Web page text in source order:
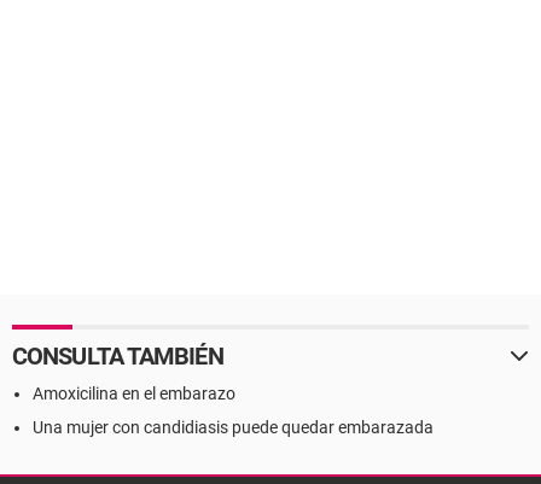
CONSULTA TAMBIÉN
Amoxicilina en el embarazo
Una mujer con candidiasis puede quedar embarazada